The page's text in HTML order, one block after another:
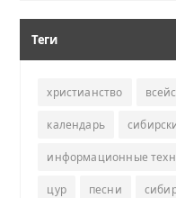
Теги
христианство
календарь
информационные
цур песни